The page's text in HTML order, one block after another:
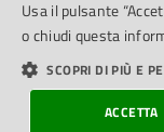
Cookie Policy
Credits
Usa il pulsante
o chiudi questa
SCOPRI DI PIÙ E
ACCETTA